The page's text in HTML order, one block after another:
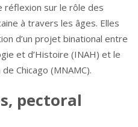
réflexion sur le rôle des
à travers les âges. Elles
d’un projet binational entre
et d’Histoire (INAH) et le
Chicago (MNAMC).
pectoral